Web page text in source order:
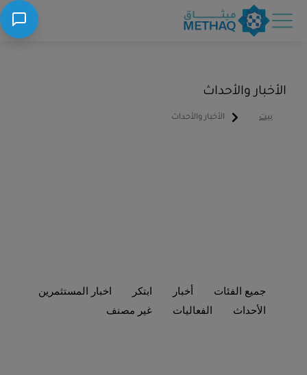
الأخبار والأحداث
You are here:
بيت الأخبار والأحداث
جميع الفئات أخبار ابتكر
اخبار المستثمرين
الأحداث
الفعاليات غير مصنف